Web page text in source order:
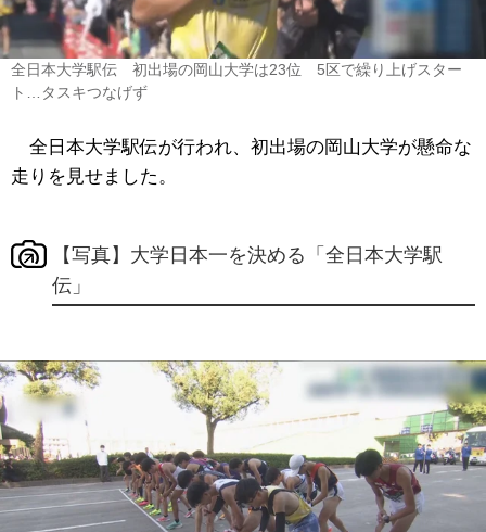
全日本大学駅伝 初出場の岡山大学は23位 5区で繰り上げスター
ト…タスキつなげず
全日本大学駅伝が行われ、初出場の岡山大学が懸命な
走りを見せました。
【写真】大学日本一を決める「全日本大学駅
伝」